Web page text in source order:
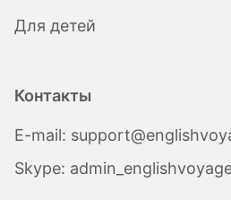
Для детей
Контакты
E-mail:
Skype: